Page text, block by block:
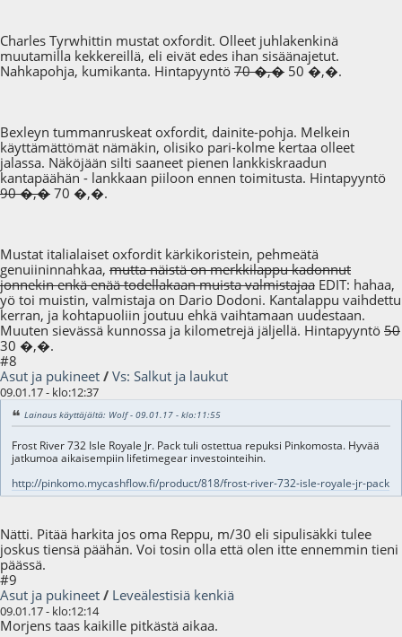
Charles Tyrwhittin mustat oxfordit. Olleet juhlakenkinä
muutamilla kekkereillä, eli eivät edes ihan sisäänajetut.
Nahkapohja, kumikanta. Hintapyyntö 70 �,� 50 �,�.
Bexleyn tummanruskeat oxfordit, dainite-pohja. Melkein
käyttämättömät nämäkin, olisiko pari-kolme kertaa olleet
jalassa. Näköjään silti saaneet pienen lankkiskraadun
kantapäähän - lankkaan piiloon ennen toimitusta. Hintapyyntö
90 �,� 70 �,�.
Mustat italialaiset oxfordit kärkikoristein, pehmeätä
genuiininnahkaa, mutta näistä on merkkilappu kadonnut
jonnekin enkä enää todellakaan muista valmistajaa EDIT: hahaa,
yö toi muistin, valmistaja on Dario Dodoni. Kantalappu vaihdettu
kerran, ja kohtapuoliin joutuu ehkä vaihtamaan uudestaan.
Muuten sievässä kunnossa ja kilometrejä jäljellä. Hintapyyntö 50
30 �,�.
#8
Asut ja pukineet / Vs: Salkut ja laukut
09.01.17 - klo:12:37
Lainaus käyttäjältä: Wolf - 09.01.17 - klo:11:55
Frost River 732 Isle Royale Jr. Pack tuli ostettua repuksi Pinkomosta. Hyvää
jatkumoa aikaisempiin lifetimegear investointeihin.
http://pinkomo.mycashflow.fi/product/818/frost-river-732-isle-royale-jr-pack
Nätti. Pitää harkita jos oma Reppu, m/30 eli sipulisäkki tulee
joskus tiensä päähän. Voi tosin olla että olen itte ennemmin tieni
päässä.
#9
Asut ja pukineet / Leveälestisiä kenkiä
09.01.17 - klo:12:14
Morjens taas kaikille pitkästä aikaa.